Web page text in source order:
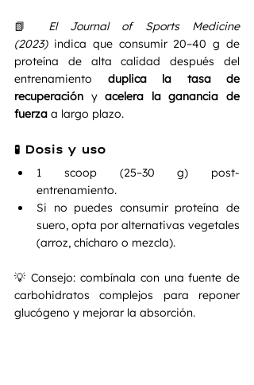
📗 El Journal of Sports Medicine
(2023) indica que consumir 20–40 g de
proteína de alta calidad después del
entrenamiento duplica la tasa de
recuperación y acelera la ganancia de
fuerza a largo plazo.
🧪 Dosis y uso
1 scoop (25–30 g) post-
entrenamiento.
Si no puedes consumir proteína de
suero, opta por alternativas vegetales
(arroz, chícharo o mezcla).
💡 Consejo: combínala con una fuente de
carbohidratos complejos para reponer
glucógeno y mejorar la absorción.